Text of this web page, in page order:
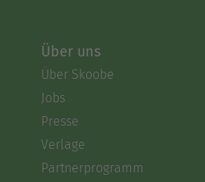
Über uns
Über Skoobe
Jobs
Presse
Verlage
Partnerprogramm